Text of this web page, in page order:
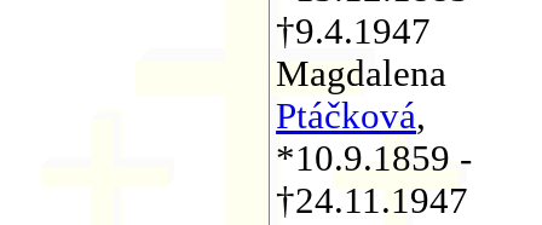
†9.4.1947
Magdalena
Ptáčková,
*10.9.1859 -
†24.11.1947